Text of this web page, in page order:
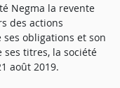
Negma la revente
des actions
obligations et son
titres, la société
août 2019.